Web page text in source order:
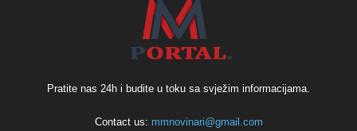
Pratite nas 24h i budite u toku sa svježim informacijama.
Contact us: mmnovinari@gmail.com